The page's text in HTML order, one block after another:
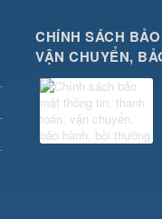
CHÍNH SÁCH
VẬN CHUYỂN,